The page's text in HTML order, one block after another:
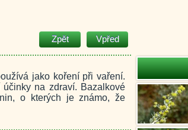
Zpět Vpřed
jako koření při vaření.
na zdraví. Bazalkové
o kterých je známo, že